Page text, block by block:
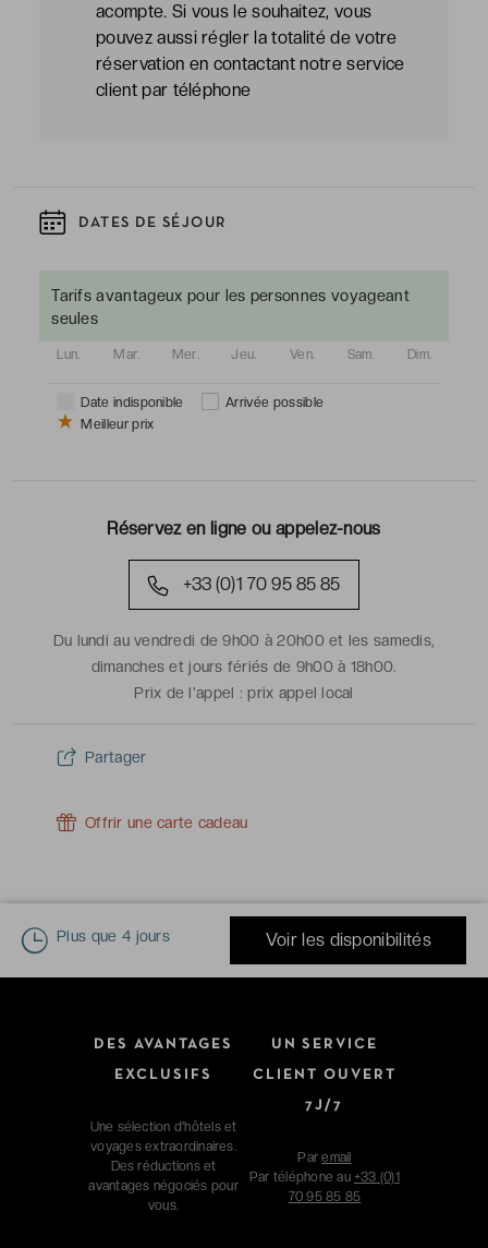
acompte. Si vous le souhaitez, vous
pouvez aussi régler la totalité de votre
réservation en contactant notre service
client par téléphone
DATES DE SÉJOUR
Tarifs avantageux pour les personnes voyageant
seules
Lun. Mar. Mer. Jeu. Ven. Sam. Dim.
Date indisponible
Arrivée possible
Meilleur prix
Réservez en ligne ou appelez-nous
+33 (0)1 70 95 85 85
Du lundi au vendredi de 9h00 à 20h00 et les samedis,
dimanches et jours fériés de 9h00 à 18h00.
Prix de l'appel :prix appel local
Partager
Offrir une carte cadeau
Plus que 4 jours Voir les disponibilités
DES AVANTAGES
EXCLUSIFS
Une sélection d'hôtels et
voyages extraordinaires.
Des réductions et
avantages négociés pour
vous.
UN SERVICE
CLIENT OUVERT
7J/7
Paremail
Par téléphone au +33 (0)1
70 95 85 85